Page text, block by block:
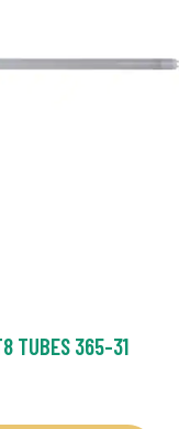
TUBES 365-31